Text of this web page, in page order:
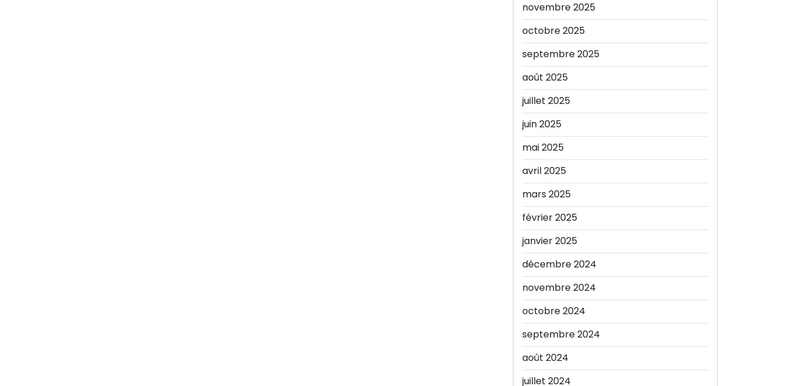
novembre 2025
octobre 2025
septembre 2025
août 2025
juillet 2025
juin 2025
mai 2025
avril 2025
mars 2025
février 2025
janvier 2025
décembre 2024
novembre 2024
octobre 2024
septembre 2024
août 2024
juillet 2024